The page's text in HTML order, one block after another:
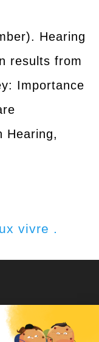
Hearing
results from
Importance
Hearing,
vivre .